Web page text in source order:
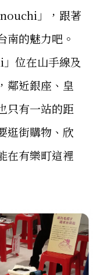
」，跟著
南的魅力吧。
位在山手線及
鄰近銀座、皇
只有一站的距
逛街購物、欣
在有樂町這裡